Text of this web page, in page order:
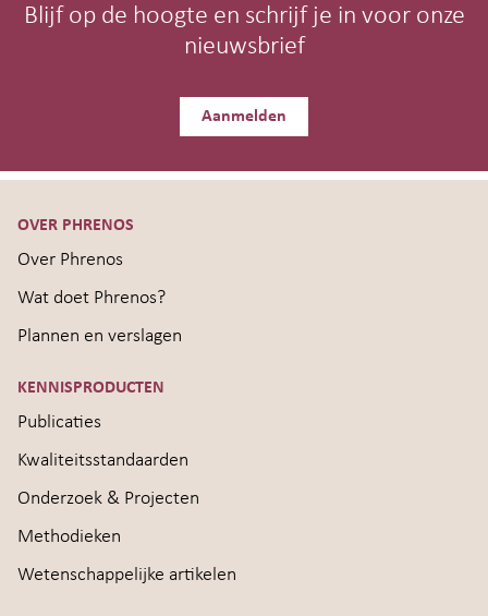
Blijf op de hoogte en schrijf je in voor onze
nieuwsbrief
Aanmelden
OVER PHRENOS
Over Phrenos
Wat doet Phrenos?
Plannen en verslagen
KENNISPRODUCTEN
Publicaties
Kwaliteitsstandaarden
Onderzoek & Projecten
Methodieken
Wetenschappelijke artikelen